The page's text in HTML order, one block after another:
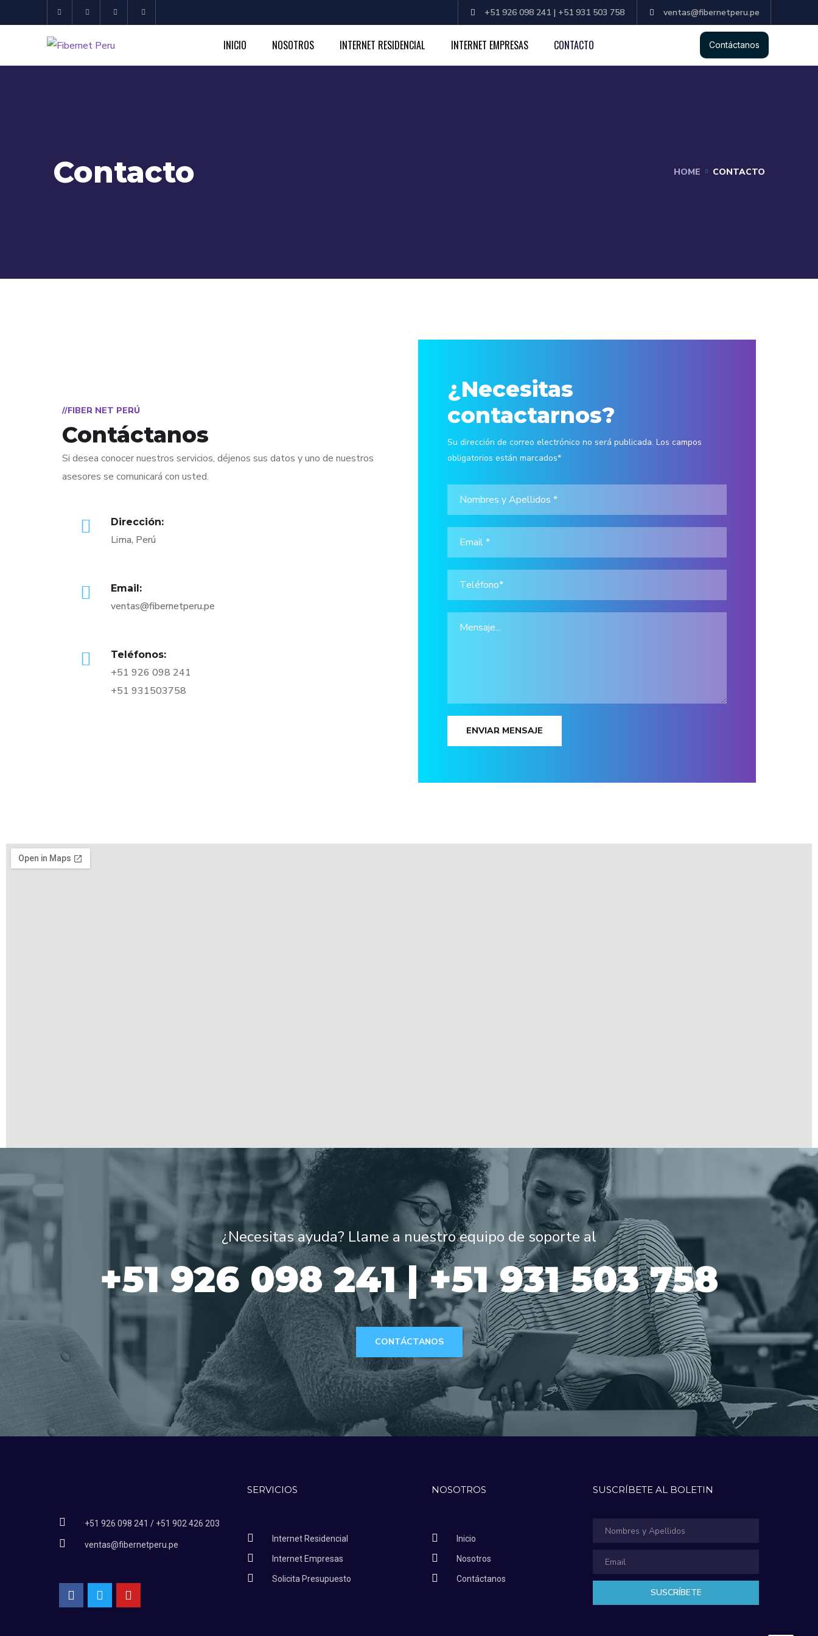
+51 926 098 241 | +51 931 503 758 ventas@fibernetperu.pe
INICIO NOSOTROS INTERNET RESIDENCIAL INTERNET EMPRESAS CONTACTO Contáctanos
Contacto HOME CONTACTO
//FIBER NET PERÚ
Contáctanos
Si desea conocer nuestros servicios, déjenos sus datos y uno de nuestros
asesores se comunicará con usted.
Dirección:
Lima, Perú
Email:
ventas@fibernetperu.pe
Teléfonos:
+51 926 098 241
+51 931503758
¿Necesitas
contactarnos?
Su dirección de correo electrónico no será publicada. Los campos
obligatorios están marcados*
ENVIAR MENSAJE
¿Necesitas ayuda? Llame a nuestro equipo de soporte al
+51 926 098 241 | +51 931 503 758
CONTÁCTANOS
+51 926 098 241 / +51 902 426 203
ventas@fibernetperu.pe
SERVICIOS
Internet Residencial
Internet Empresas
Solicita Presupuesto
NOSOTROS
Inicio
Nosotros
Contáctanos
SUSCRÍBETE AL BOLETIN
SUSCRÍBETE